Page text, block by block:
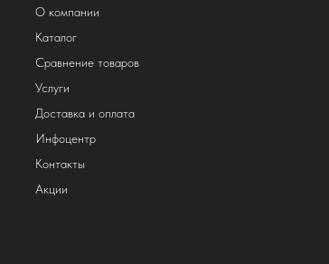
О компании
Каталог
Сравнение товаров
Услуги
Доставка и оплата
Инфоцентр
Контакты
Акции